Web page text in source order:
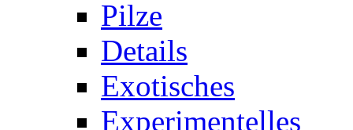
Pilze
Details
Exotisches
Experimentelles